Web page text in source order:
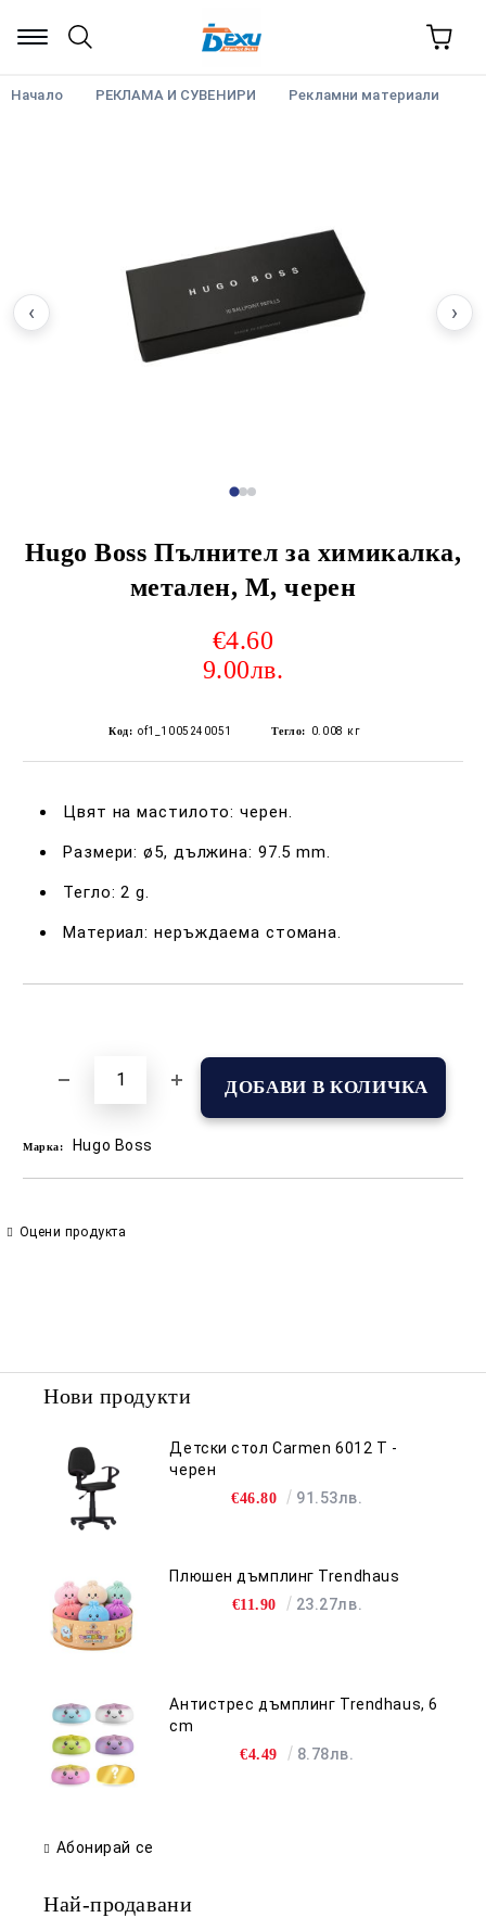
Начало РЕКЛАМА И СУВЕНИРИ Рекламни материали
Hugo Boss Пълнител за химикалка,
метален, M, черен
€4.60
9.00лв.
Код: of1_1005240051 Тегло: 0.008 кг
Цвят на мастилото: черен.
Размери: ø5, дължина: 97.5 mm.
Тегло: 2 g.
Материал: неръждаема стомана.
Марка: Hugo Boss
‹ ›
Оцени продукта
Нови продукти
Детски стол Carmen 6012 T -
черен
€46.80 91.53лв.
Плюшен дъмплинг Trendhaus
€11.90 23.27лв.
Антистрес дъмплинг Trendhaus, 6
cm
€4.49 8.78лв.
Абонирай се
Най-продавани